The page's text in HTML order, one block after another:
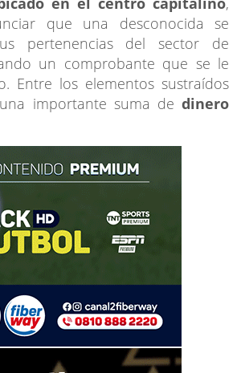
que una desconocida se
pertenencias del sector de
un comprobante que se le
Entre los elementos sustraídos
importante suma de dinero